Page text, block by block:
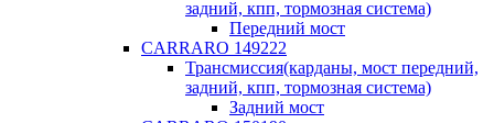
задний, кпп, тормозная система)
Передний мост
CARRARO 149222
Трансмиссия(карданы, мост передний,
задний, кпп, тормозная система)
Задний мост